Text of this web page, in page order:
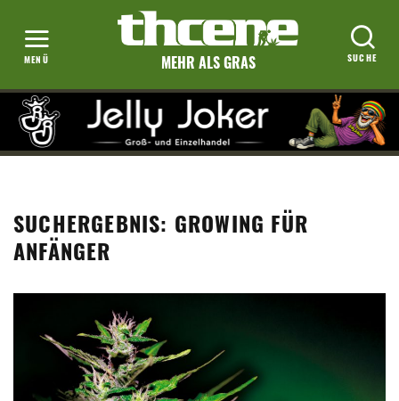
MEHR ALS GRAS
SUCHERGEBNIS: GROWING FÜR
ANFÄNGER